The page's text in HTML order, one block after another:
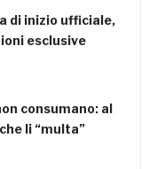
di inizio ufficiale,
esclusive
consumano: al
li “multa”